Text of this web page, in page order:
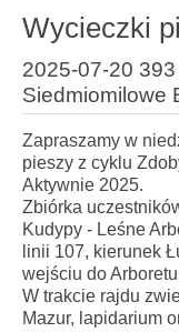
Wycieczki
2025-07-20
Siedmiomilowe
Zapraszamy w
pieszy z cyklu
Aktywnie 2025.
Zbiórka
Kudypy - Leśne
linii 107, kierunek
wejściu do
W trakcie rajdu
Mazur, lapidarium